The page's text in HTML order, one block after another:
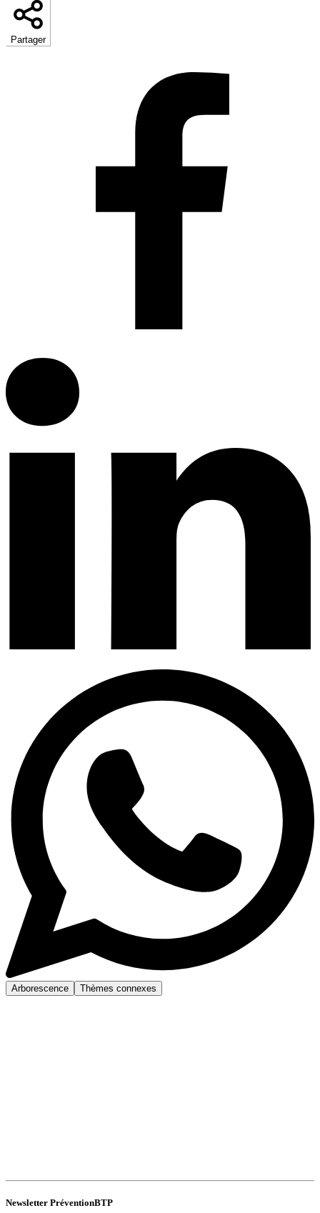
Partager
Arborescence Thèmes connexes
Newsletter PréventionBTP